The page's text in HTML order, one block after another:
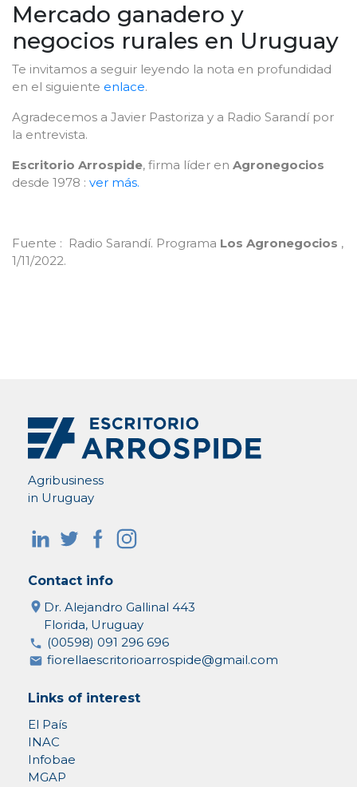
Mercado ganadero y
negocios rurales en Uruguay
Te invitamos a seguir leyendo la nota en profundidad
en el siguiente enlace.
Agradecemos a Javier Pastoriza y a Radio Sarandí por
la entrevista.
Escritorio Arrospide, firma líder en Agronegocios
desde 1978 : ver más.
Fuente : Radio Sarandí. Programa Los Agronegocios ,
1/11/2022.
Agribusiness
in Uruguay
Contact info
Dr. Alejandro Gallinal 443
Florida, Uruguay
(00598) 091 296 696
fiorellaescritorioarrospide@gmail.com
Links of interest
El País
INAC
Infobae
MGAP